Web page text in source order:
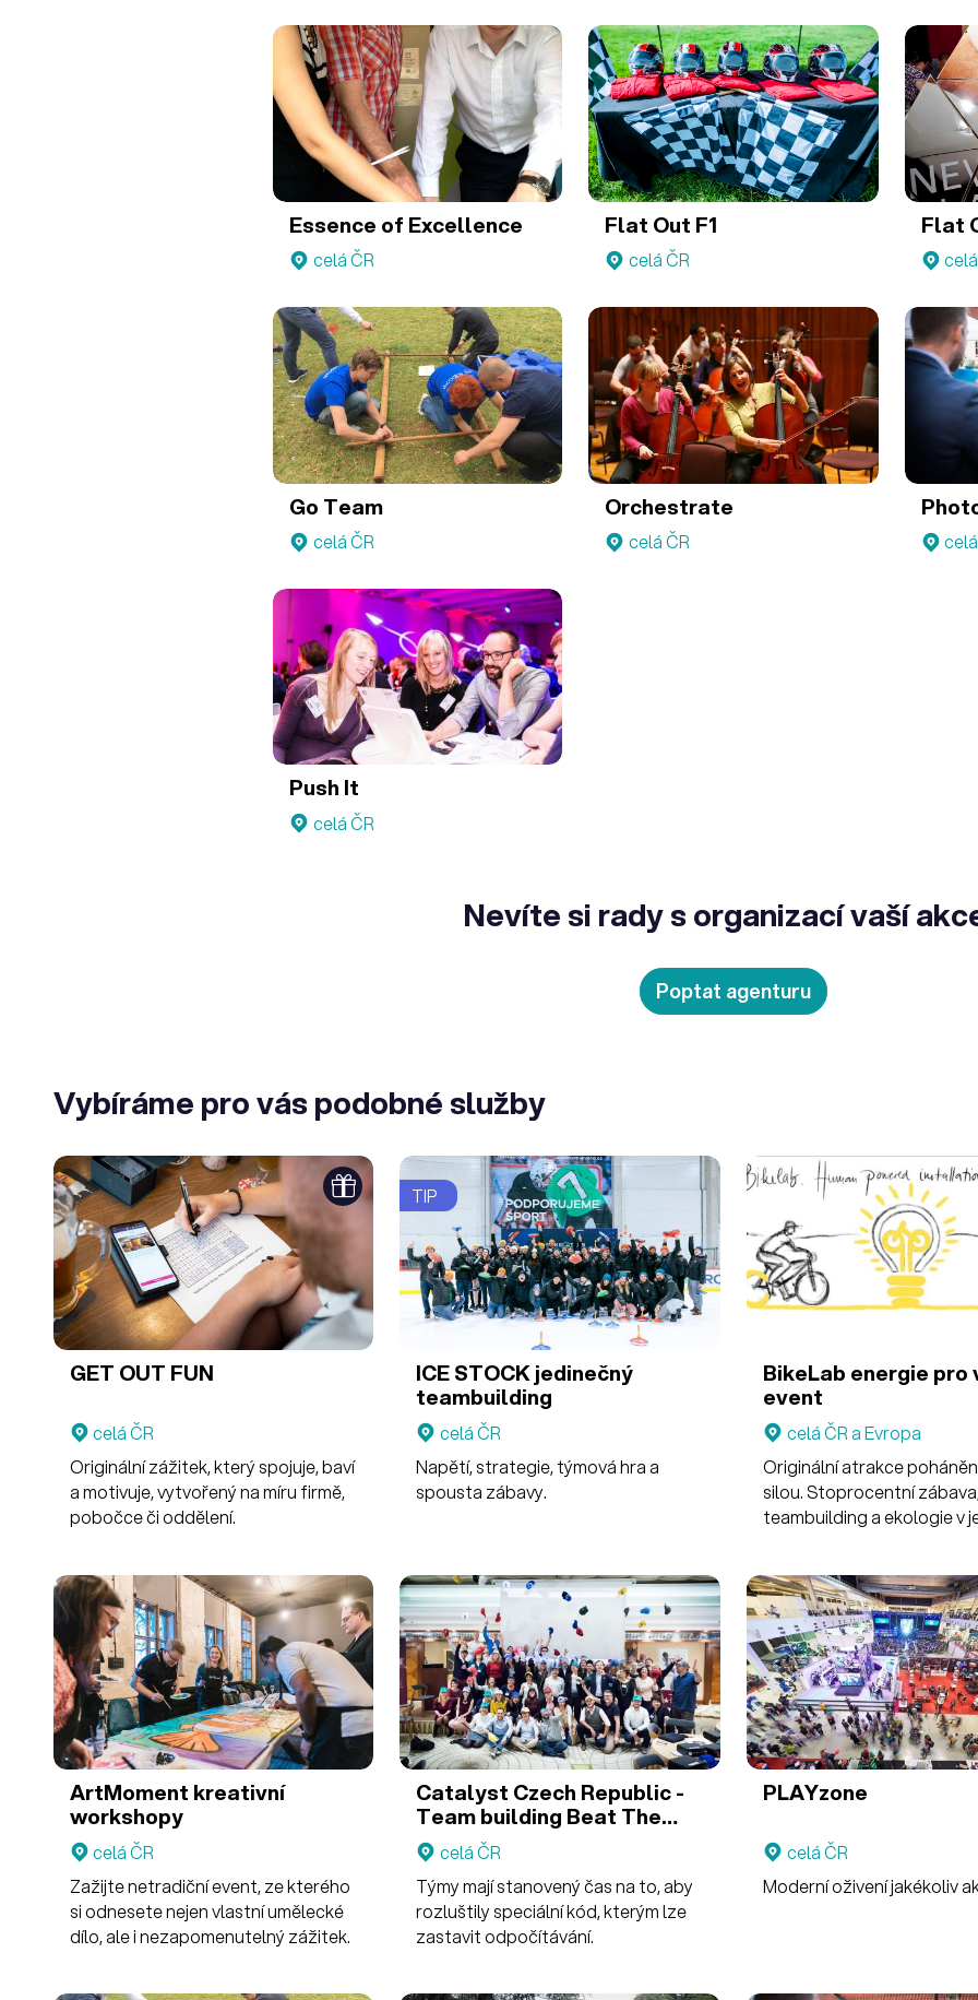
Essence of Excellence
celá ČR
Flat Out F1
celá ČR
Flat
Go Team
celá ČR
Orchestrate
celá ČR
Push It
celá ČR
Nevíte si rady s organizací vaší
Poptat agenturu
Vybíráme pro vás podobné služby
GET OUT FUN
celá ČR
Originální zážitek, který spojuje, baví
a motivuje, vytvořený na míru firmě,
pobočce či oddělení.
TIP
ICE STOCK jedinečný
teambuilding
celá ČR
Napětí, strategie, týmová hra a
spousta zábavy.
BikeLab energie pro
event
celá ČR a Evropa
Originální atrakce
silou. Stoprocentní
teambuilding a ekologie v
ArtMoment kreativní
workshopy
celá ČR
Zažijte netradiční event, ze kterého
si odnesete nejen vlastní umělecké
dílo, ale i nezapomenutelný zážitek.
Catalyst Czech Republic -
Team building Beat The
Boxcelá ČR
Týmy mají stanovený čas na to, aby
rozluštily speciální kód, kterým lze
zastavit odpočítávání.
PLAYzone
celá ČR
Moderní oživení jakékoliv